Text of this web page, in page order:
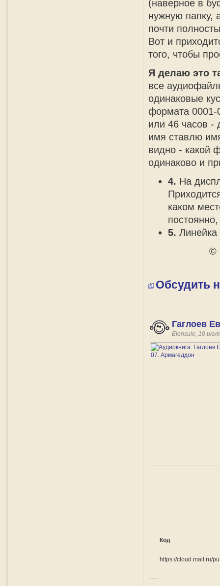
(наверное в
нужную папку,
почти
Вот и
того, чтобы
Я делаю это
все
одинаковые
формата 0001-
или 46 часов -
имя ставлю
видно - какой
одинаково и
4. На
каком
5. Линейка
©
Обсудить
Гаглоев
Elensule, 10
Код
https://cloud.mail.ru/
......